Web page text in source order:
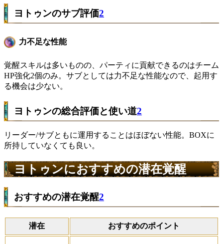
ヨトゥンのサブ評価2
力不足な性能
覚醒スキルは多いものの、パーティに貢献できるのはチーム
HP強化2個のみ。サブとしては力不足な性能なので、起用す
る機会は少ない。
ヨトゥンの総合評価と使い道2
リーダー/サブともに運用することはほぼない性能。BOXに
所持していなくても良い。
ヨトゥンにおすすめの潜在覚醒
おすすめの潜在覚醒2
潜在 おすすめのポイント